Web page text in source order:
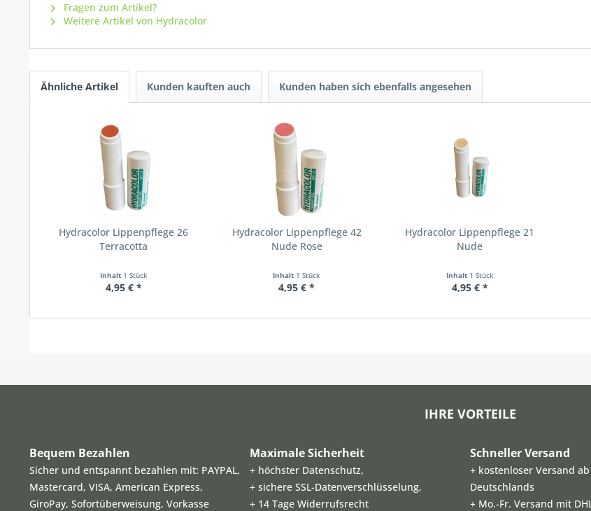
Fragen zum Artikel?
Weitere Artikel von Hydracolor
Ähnliche Artikel Kunden kauften auch Kunden haben sich ebenfalls angesehen
Hydracolor Lippenpflege 26
Terracotta
Inhalt 1 Stück
4,95 € *
Hydracolor Lippenpflege 42
Nude Rose
Inhalt 1 Stück
4,95 € *
Hydracolor Lippenpflege 21
Nude
Inhalt 1 Stück
4,95 € *
IHRE VORTEILE
Bequem Bezahlen
Sicher und entspannt bezahlen mit: PAYPAL,
Mastercard, VISA, American Express,
GiroPay, Sofortüberweisung, Vorkasse
Maximale Sicherheit
+ höchster Datenschutz,
+ sichere SSL-Datenverschlüsselung,
+ 14 Tage Widerrufsrecht
Schneller Versand
+ kostenloser Versand
Deutschlands
+ Mo.-Fr. Versand mit